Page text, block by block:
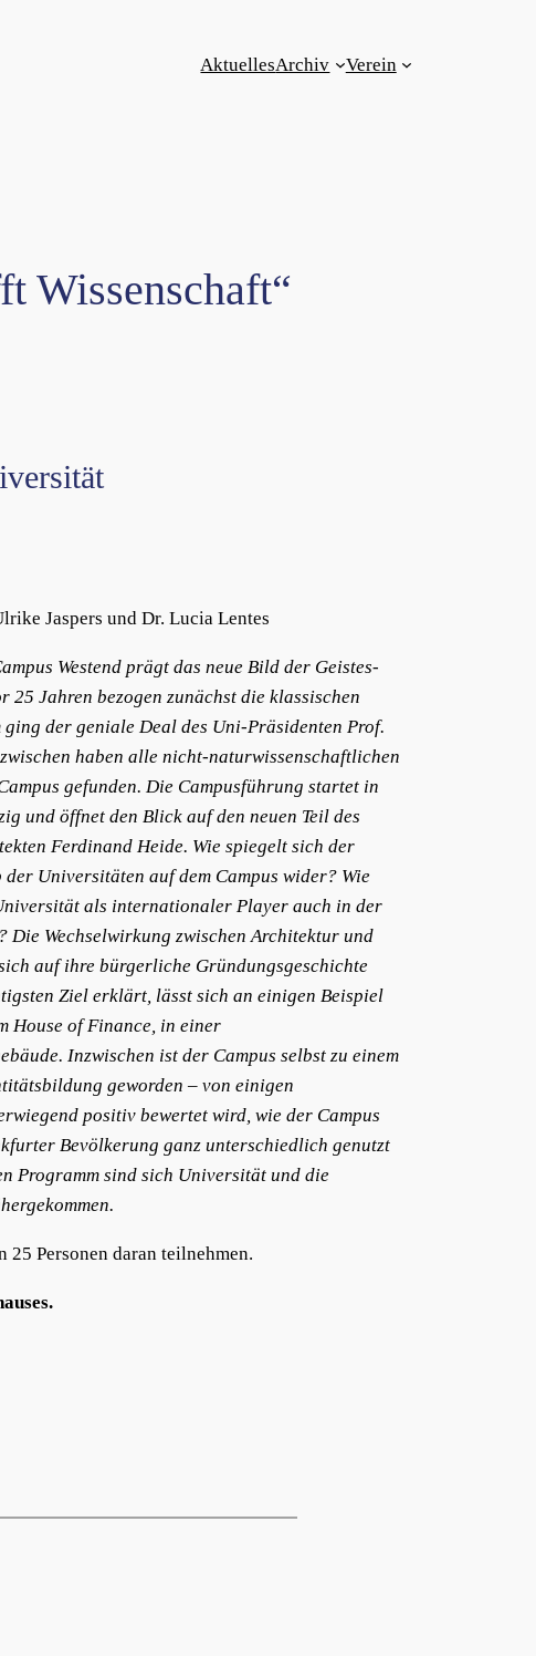
AktuellesArchiv Verein
Wissenschaft“
Jaspers und Dr. Lucia Lentes
Westend prägt das neue Bild der Geistes-
Jahren bezogen zunächst die klassischen
der geniale Deal des Uni-Präsidenten Prof.
haben alle nicht-naturwissenschaftlichen
gefunden. Die Campusführung startet in
und öffnet den Blick auf den neuen Teil des
Ferdinand Heide. Wie spiegelt sich der
Universitäten auf dem Campus wider? Wie
als internationaler Player auch in der
Wechselwirkung zwischen Architektur und
auf ihre bürgerliche Gründungsgeschichte
Ziel erklärt, lässt sich an einigen Beispiel
House of Finance, in einer
Inzwischen ist der Campus selbst zu einem
geworden – von einigen
positiv bewertet wird, wie der Campus
Bevölkerung ganz unterschiedlich genutzt
Programm sind sich Universität und die
25 Personen daran teilnehmen.